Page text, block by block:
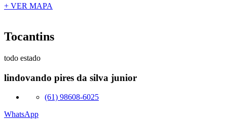
+ VER MAPA
Tocantins
todo estado
lindovando pires da silva junior
(61) 98608-6025
WhatsApp